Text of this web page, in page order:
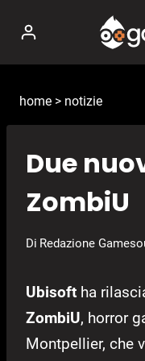
contenuto
home > notizie
Due
ZombiU
Di Redazione
Ubisoft ha
ZombiU, horror
Montpellier, che